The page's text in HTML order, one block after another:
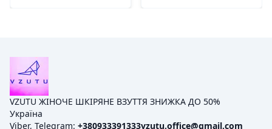
VZUTU ЖІНОЧЕ ШКІРЯНЕ ВЗУТТЯ ЗНИЖКА ДО 50%
Україна
Viber, Telegram: +380933391333vzutu.office@gmail.com